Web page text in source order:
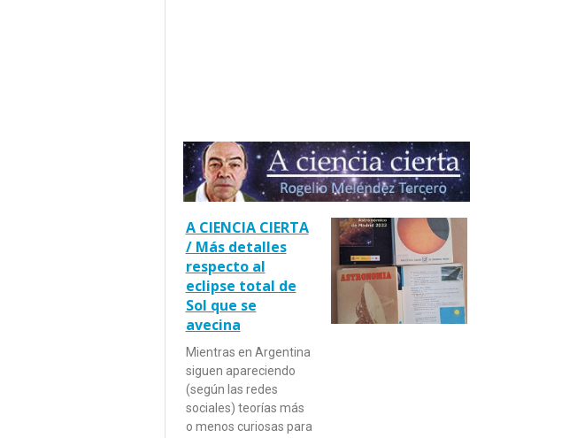
A CIENCIA CIERTA
/ Más detalles
respecto al
eclipse total de
Sol que se
avecina
Mientras en Argentina
siguen apareciendo
(según las redes
sociales) teorías más
o menos curiosas para